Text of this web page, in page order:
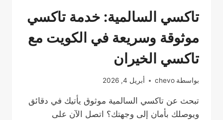
تاكسي السالمية: خدمة تاكسي
موثوقة وسريعة في الكويت مع
تاكسي الخيران
بواسطة chevo أبريل 4, 2026
تبحث عن تاكسي السالمية موثوق يأتيك في دقائق
ويوصلك بأمان إلى وجهتك؟ اتصل الآن على